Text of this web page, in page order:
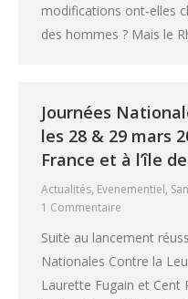
modifications ont‐elles
des hommes ? Mais le
Journées
les 28 & 29 mars
France et à l’île
Actualités, Evenementiel,
1 Commentaire
Suite au lancement
Nationales Contre la
Laurette Fugain et Cent